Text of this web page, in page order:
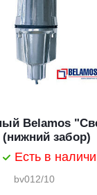
БВ012
(нижний забор)
Есть в
bv012/10